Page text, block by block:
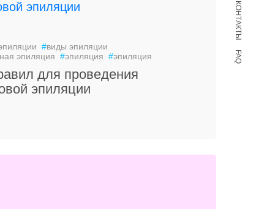
КОНТАКТЫ
FAQ
#виды эпиляции
эпиляция #эпиляция #эпиляция
для проведения
эпиляции